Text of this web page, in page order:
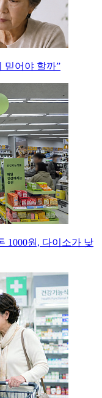
믿어야 할까”
1000원, 다이소가 낮